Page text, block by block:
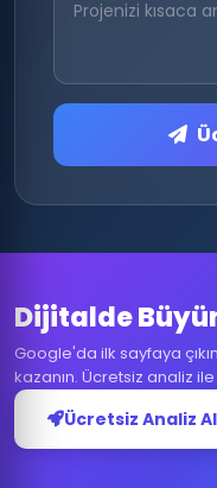
Dijitalde
Google'da ilk sayfaya
kazanın. Ücretsiz analiz ile
Ücretsiz Analiz Al